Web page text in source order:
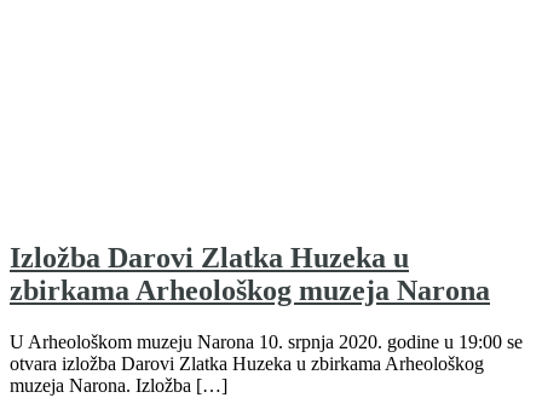
Izložba Darovi Zlatka Huzeka u
zbirkama Arheološkog muzeja Narona
U Arheološkom muzeju Narona 10. srpnja 2020. godine u 19:00 se
otvara izložba Darovi Zlatka Huzeka u zbirkama Arheološkog
muzeja Narona. Izložba […]